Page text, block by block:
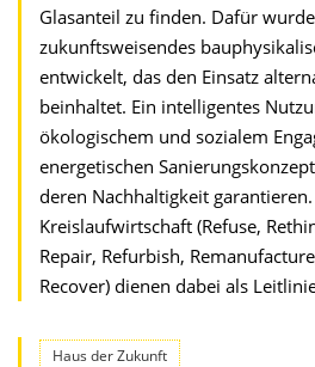
Glasanteil zu finden. Dafür
zukunftsweisendes
entwickelt, das den Einsatz
beinhaltet. Ein intelligentes
ökologischem und sozialem
energetischen
deren Nachhaltigkeit
Kreislaufwirtschaft (Refuse,
Repair, Refurbish,
Recover) dienen dabei als
Haus der Zukunft